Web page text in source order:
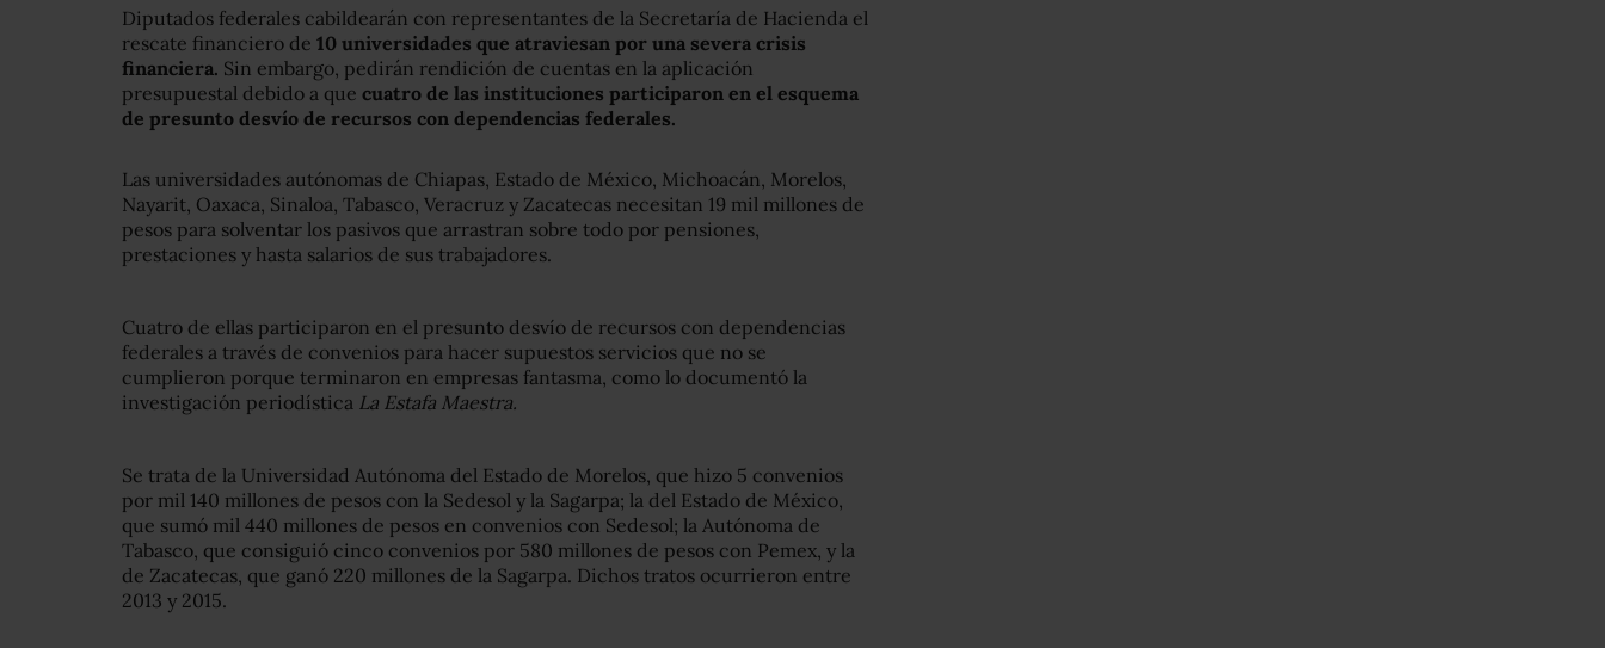
Diputados federales cabildearán con representantes de la Secretaría de Hacienda el
rescate financiero de 10 universidades que atraviesan por una severa crisis
financiera. Sin embargo, pedirán rendición de cuentas en la aplicación
presupuestal debido a que cuatro de las instituciones participaron en el esquema
de presunto desvío de recursos con dependencias federales.
Las universidades autónomas de Chiapas, Estado de México, Michoacán, Morelos,
Nayarit, Oaxaca, Sinaloa, Tabasco, Veracruz y Zacatecas necesitan 19 mil millones de
pesos para solventar los pasivos que arrastran sobre todo por pensiones,
prestaciones y hasta salarios de sus trabajadores.
Cuatro de ellas participaron en el presunto desvío de recursos con dependencias
federales a través de convenios para hacer supuestos servicios que no se
cumplieron porque terminaron en empresas fantasma, como lo documentó la
investigación periodística La Estafa Maestra.
Se trata de la Universidad Autónoma del Estado de Morelos, que hizo 5 convenios
por mil 140 millones de pesos con la Sedesol y la Sagarpa; la del Estado de México,
que sumó mil 440 millones de pesos en convenios con Sedesol; la Autónoma de
Tabasco, que consiguió cinco convenios por 580 millones de pesos con Pemex, y la
de Zacatecas, que ganó 220 millones de la Sagarpa. Dichos tratos ocurrieron entre
2013 y 2015.